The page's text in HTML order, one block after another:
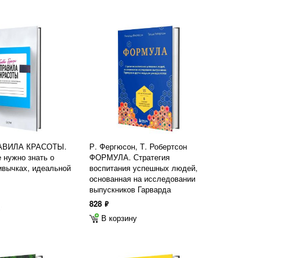
КРАСОТЫ.
нужно знать о
идеальной
Р. Фергюсон, Т. Робертсон
ФОРМУЛА. Стратегия
воспитания успешных людей,
основанная на исследовании
выпускников Гарварда
828 ф
В корзину